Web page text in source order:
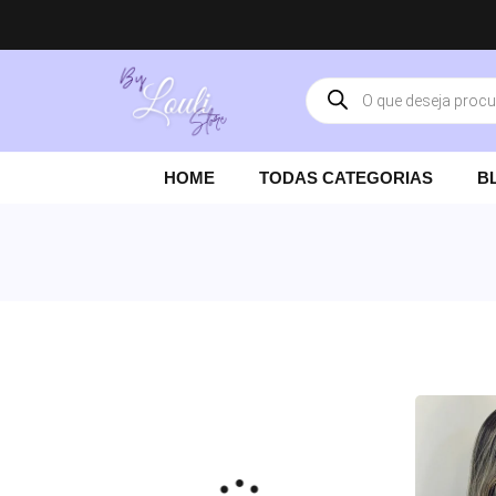
PARCELAMENTOS EM ATÉ 3X SEM
HOME TODAS CATEGORIAS